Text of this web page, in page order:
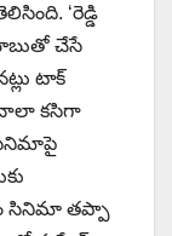
‘రెడ్డి
చేసే
టాక్
కసిగా
సినిమాపై
సినిమా తప్పా